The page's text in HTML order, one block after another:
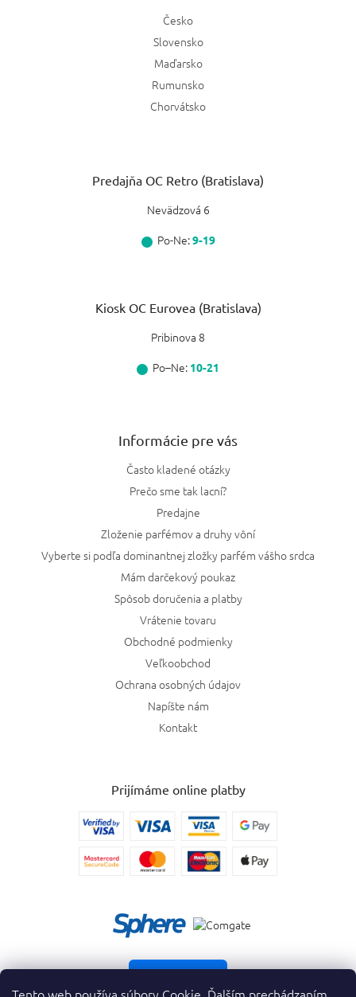
Česko
Slovensko
Maďarsko
Rumunsko
Chorvátsko
Predajňa OC Retro (Bratislava)
Nevädzová 6
Po-Ne:9-19
Kiosk OC Eurovea (Bratislava)
Pribinova 8
Po–Ne: 10-21
Informácie pre vás
Často kladené otázky
Prečo sme tak lacní?
Predajne
Zloženie parfémov a druhy vôní
Vyberte si podľa dominantnej zložky parfém vášho srdca
Mám darčekový poukaz
Spôsob doručenia a platby
Vrátenie tovaru
Obchodné podmienky
Veľkoobchod
Ochrana osobných údajov
Napíšte nám
Kontakt
Prijímáme online platby